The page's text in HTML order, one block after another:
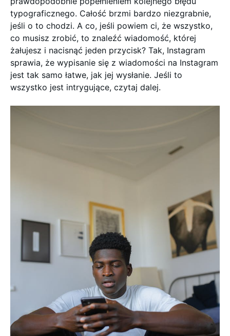
typograficznego. Całość brzmi bardzo niezgrabnie,
jeśli o to chodzi. A co, jeśli powiem ci, że wszystko,
co musisz zrobić, to znaleźć wiadomość, której
żałujesz i nacisnąć jeden przycisk? Tak, Instagram
sprawia, że wypisanie się z wiadomości na Instagram
jest tak samo łatwe, jak jej wysłanie. Jeśli to
wszystko jest intrygujące, czytaj dalej.